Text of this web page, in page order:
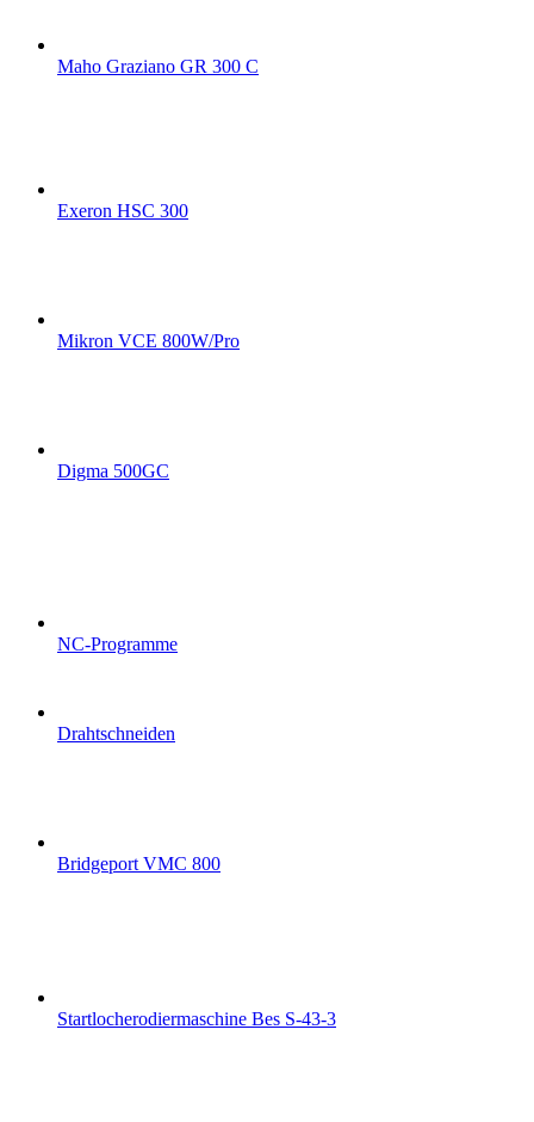
Maho Graziano GR 300 C
Exeron HSC 300
Mikron VCE 800W/Pro
Digma 500GC
NC-Programme
Drahtschneiden
Bridgeport VMC 800
Startlocherodiermaschine Bes S-43-3